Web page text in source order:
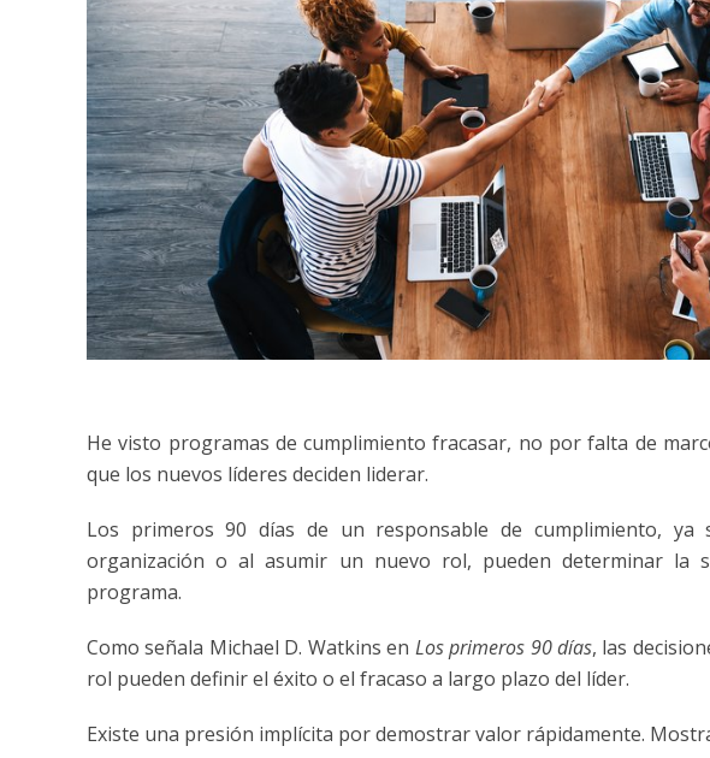
He visto programas de cumplimiento fracasar, no por falta de
que los nuevos líderes deciden liderar.
Los primeros 90 días de un responsable de cumplimiento,
organización o al asumir un nuevo rol, pueden determinar la
programa.
Como señala Michael D. Watkins en Los primeros 90 días, las
rol pueden definir el éxito o el fracaso a largo plazo del líder.
Existe una presión implícita por demostrar valor rápidamente.